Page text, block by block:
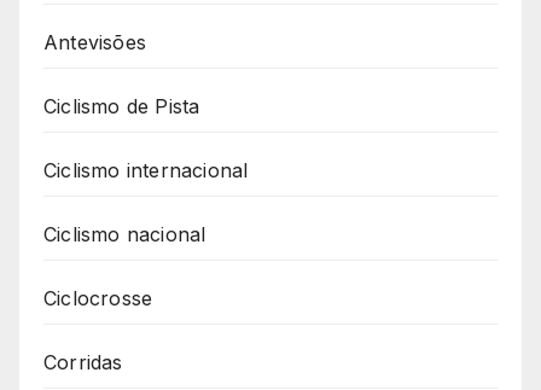
Antevisões
Ciclismo de Pista
Ciclismo internacional
Ciclismo nacional
Ciclocrosse
Corridas